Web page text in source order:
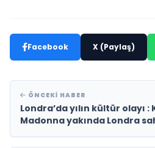
Facebook X (Paylaş)
ÖNCEKI HABER
Londra’da yılın kültür olayı
Madonna yakında Londra